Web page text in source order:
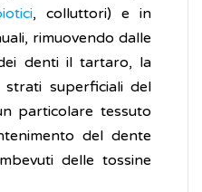
, colluttori) e in
rimuovendo dalle
denti il tartaro, la
superficiali del
particolare tessuto
del dente
delle tossine